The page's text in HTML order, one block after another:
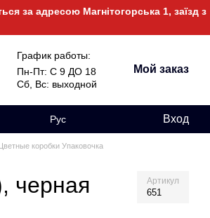
за адресою Магнітогорська 1, заїзд з
График работы:
Пн-Пт: С 9 ДО 18
Сб, Вс: выходной
Мой заказ
Рус Вход
коробки Упаковочка
черная Артикул
651